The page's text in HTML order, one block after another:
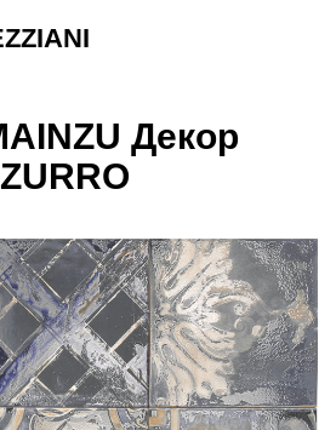
Декор